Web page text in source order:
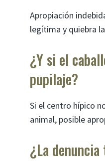
Apropiación
legítima y quiebra
¿Y si el
pupilaje?
Si el centro hípico
animal, posible
¿La